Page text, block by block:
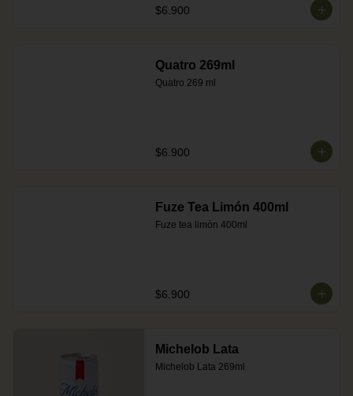
$6.900
Quatro 269ml
Quatro 269 ml
$6.900
Fuze Tea Limón 400ml
Fuze tea limón 400ml
$6.900
Michelob Lata
Michelob Lata 269ml